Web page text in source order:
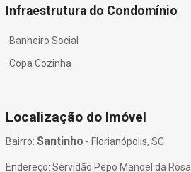
Infraestrutura do Condomínio
Banheiro Social
Copa Cozinha
Localização do Imóvel
Bairro: Santinho - Florianópolis, SC
Endereço: Servidão Pepo Manoel da Rosa